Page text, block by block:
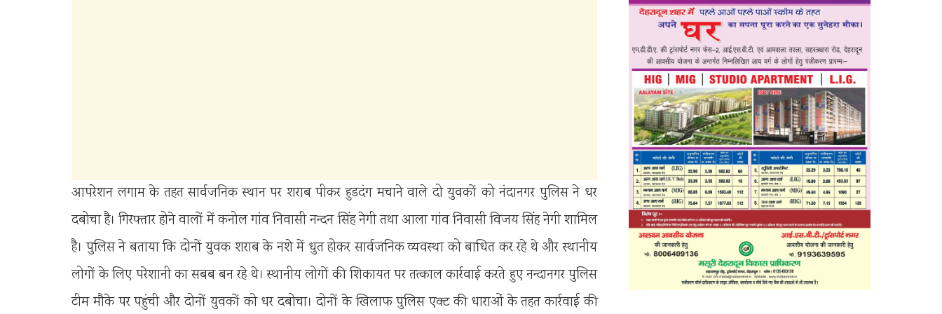
आपरेशन लगाम के तहत सार्वजनिक स्थान पर शराब पीकर हुडदंग मचाने वाले दो युवकों को नंदानगर पुलिस ने धर
दबोचा है। गिरफ्तार होने वालों में कनोल गांव निवासी नन्दन सिंह नेगी तथा आला गांव निवासी विजय सिंह नेगी शामिल
है। पुलिस ने बताया कि दोनों युवक शराब के नशे में धुत होकर सार्वजनिक व्यवस्था को बाधित कर रहे थे और स्थानीय
लोगों के लिए परेशानी का सबब बन रहे थे। स्थानीय लोगों की शिकायत पर तत्काल कार्रवाई करते हुए नन्दानगर पुलिस
टीम मौके पर पहुंची और दोनों युवकों को धर दबोचा। दोनों के खिलाफ पुलिस एक्ट की धाराओं के तहत कार्रवाई की